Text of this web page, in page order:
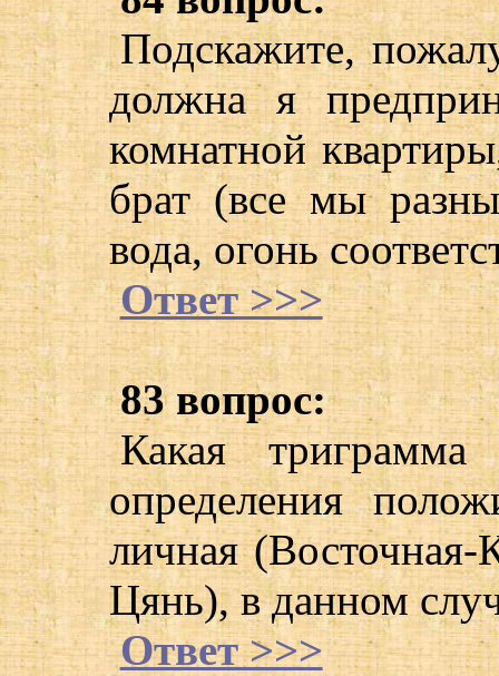
Подскажите,
должна я
комнатной
брат (все мы
вода, огонь
Ответ >>>
83 вопрос:
Какая триграмма
определения
личная
Цянь), в данном
Ответ >>>